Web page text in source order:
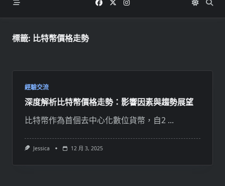
標籤: 比特幣價格走勢
經驗交流
深度解析比特幣價格走勢：影響因素與趨勢展望
比特幣作為首個去中心化數位貨幣，自2 ...
Jessica 12 月 3, 2025